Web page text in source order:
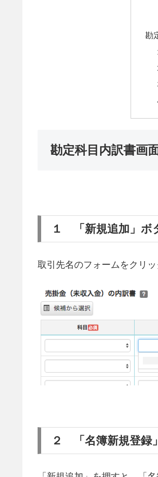
勘
勘定科目内訳書画
１ 「新規追加」ボ
取引先名のフォームをクリ
２ 「名簿新規登録